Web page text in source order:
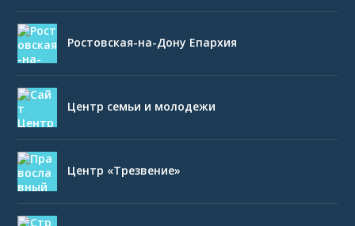
Ростовская-на-Дону Епархия
Центр семьи и молодежи
Центр «Трезвение»